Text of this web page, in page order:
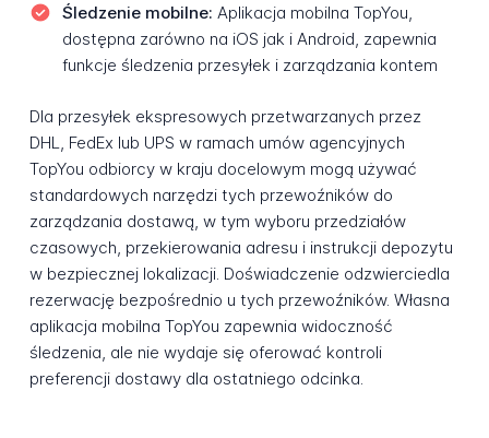
Śledzenie mobilne: Aplikacja mobilna TopYou,
dostępna zarówno na iOS jak i Android, zapewnia
funkcje śledzenia przesyłek i zarządzania kontem
Dla przesyłek ekspresowych przetwarzanych przez
DHL, FedEx lub UPS w ramach umów agencyjnych
TopYou odbiorcy w kraju docelowym mogą używać
standardowych narzędzi tych przewoźników do
zarządzania dostawą, w tym wyboru przedziałów
czasowych, przekierowania adresu i instrukcji depozytu
w bezpiecznej lokalizacji. Doświadczenie odzwierciedla
rezerwację bezpośrednio u tych przewoźników. Własna
aplikacja mobilna TopYou zapewnia widoczność
śledzenia, ale nie wydaje się oferować kontroli
preferencji dostawy dla ostatniego odcinka.